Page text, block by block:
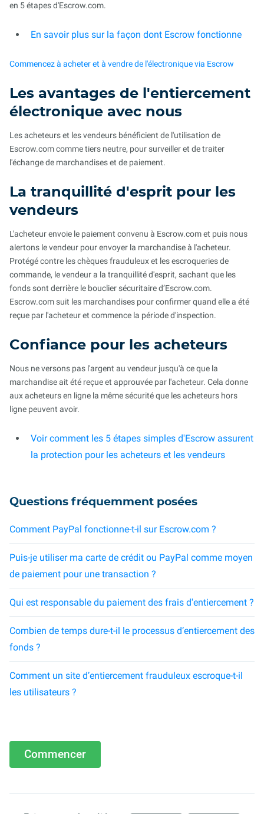
en 5 étapes d'Escrow.com.
En savoir plus sur la façon dont Escrow fonctionne
Commencez à acheter et à vendre de l'électronique via Escrow
Les avantages de l'entiercement
électronique avec nous
Les acheteurs et les vendeurs bénéficient de l'utilisation de
Escrow.com comme tiers neutre, pour surveiller et de traiter
l'échange de marchandises et de paiement.
La tranquillité d'esprit pour les
vendeurs
L'acheteur envoie le paiement convenu à Escrow.com et puis nous
alertons le vendeur pour envoyer la marchandise à l'acheteur.
Protégé contre les chèques frauduleux et les escroqueries de
commande, le vendeur a la tranquillité d'esprit, sachant que les
fonds sont derrière le bouclier sécuritaire d’Escrow.com.
Escrow.com suit les marchandises pour confirmer quand elle a été
reçue par l'acheteur et commence la période d'inspection.
Confiance pour les acheteurs
Nous ne versons pas l'argent au vendeur jusqu'à ce que la
marchandise ait été reçue et approuvée par l'acheteur. Cela donne
aux acheteurs en ligne la même sécurité que les acheteurs hors
ligne peuvent avoir.
Voir comment les 5 étapes simples d'Escrow assurent
la protection pour les acheteurs et les vendeurs
Questions fréquemment posées
Comment PayPal fonctionne-t-il sur Escrow.com ?
Puis-je utiliser ma carte de crédit ou PayPal comme moyen
de paiement pour une transaction ?
Qui est responsable du paiement des frais d'entiercement ?
Combien de temps dure-t-il le processus d’entiercement des
fonds ?
Comment un site d’entiercement frauduleux escroque-t-il
les utilisateurs ?
Commencer